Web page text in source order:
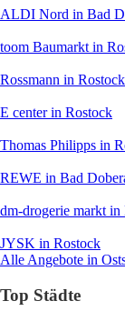
ALDI Nord in Bad
toom Baumarkt in
Rossmann in Rostock
E centerin Rostock
Thomas Philipps in
REWE in Bad
dm-drogerie markt in
JYSK in Rostock
Alle Angebote in
Top Städte